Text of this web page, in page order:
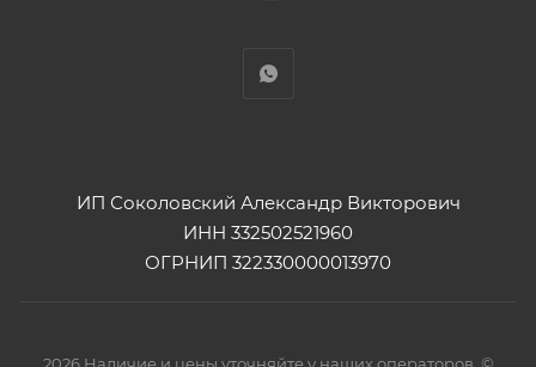
ИП Соколовский Александр Викторович
ИНН 332502521960
ОГРНИП 322330000013970